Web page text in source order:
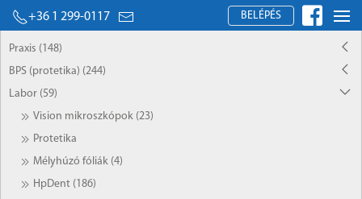
+36 1 299-0117 BELÉPÉS
Praxis (148)
BPS (protetika) (244)
Labor (59)
Vision mikroszkópok (23)
Protetika
Mélyhúzó fóliák (4)
HpDent (186)